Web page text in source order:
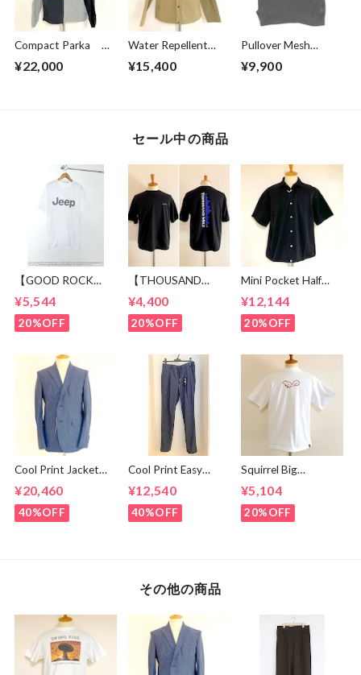
Compact Parka
Crazy Pattern
¥22,000
Water Repellent
Jacket Beige
¥15,400
Pullover Mesh
Vest Black
¥9,900
セール中の商品
【GOOD ROCK
Logo T-shirt
White
¥5,544
20%OFF
【THOUSAND
Print T-shirt Vertical
Logo Black
¥4,400
20%OFF
Mini Pocket Half
¥12,144
20%OFF
Cool Print Jacket
Navy
¥20,460
40%OFF
Cool Print Easy
Slacks Navy
¥12,540
40%OFF
Squirrel Big
Embroidery T-
shirts White /
Brown
¥5,104
20%OFF
その他の商品